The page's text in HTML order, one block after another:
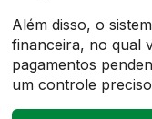
Além disso, o
financeira, no qual
pagamentos
um controle